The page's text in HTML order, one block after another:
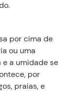
por cima de
ou uma
e a umidade se
por
praias, e